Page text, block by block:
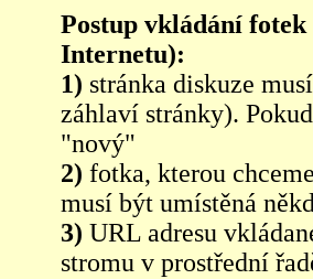
Postup vkládání
Internetu):
1) stránka diskuze
záhlaví stránky).
"nový"
2) fotka, kterou
musí být umístěná
3) URL adresu
stromu v prostřední